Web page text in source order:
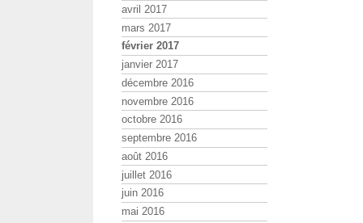
avril 2017
mars 2017
février 2017
janvier 2017
décembre 2016
novembre 2016
octobre 2016
septembre 2016
août 2016
juillet 2016
juin 2016
mai 2016